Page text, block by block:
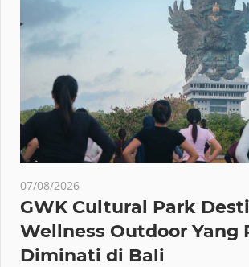
07/08/2026
GWK Cultural Park
Wellness Outdoor Yang
Diminati di Bali